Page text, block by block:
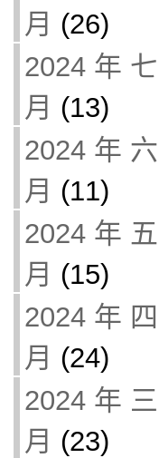
月 (26)
2024 年 七
月 (13)
2024 年 六
月 (11)
2024 年 五
月 (15)
2024 年 四
月 (24)
2024 年 三
月 (23)